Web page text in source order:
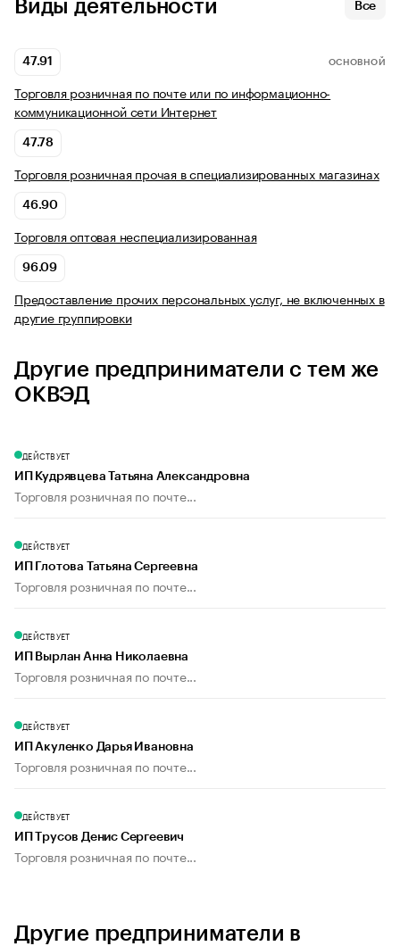
Виды деятельности Все
47.91 ОСНОВНОЙ
Торговля розничная по почте или по информационно-
коммуникационной сети Интернет
47.78
Торговля розничная прочая в специализированных магазинах
46.90
Торговля оптовая неспециализированная
96.09
Предоставление прочих персональных услуг, не включенных в
другие группировки
Другие предприниматели с тем же
ОКВЭД
ДЕЙСТВУЕТ
ИП Кудрявцева Татьяна Александровна
Торговля розничная по почте...
ДЕЙСТВУЕТ
ИП Глотова Татьяна Сергеевна
Торговля розничная по почте...
ДЕЙСТВУЕТ
ИП Вырлан Анна Николаевна
Торговля розничная по почте...
ДЕЙСТВУЕТ
ИП Акуленко Дарья Ивановна
Торговля розничная по почте...
ДЕЙСТВУЕТ
ИП Трусов Денис Сергеевич
Торговля розничная по почте...
Другие предприниматели в